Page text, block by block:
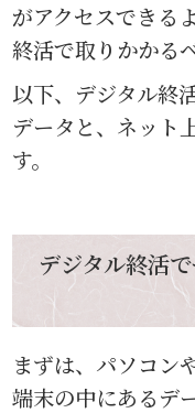
がアクセスできる
終活で取りかかる
以下、デジタル終
データと、ネット
す。
デジタル終活
まずは、パソコン
端末の中にあるデ